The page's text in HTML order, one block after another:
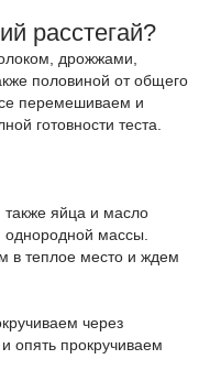
расстегай?
дрожжами,
половиной от общего
перемешиваем и
готовности теста.
также яйца и масло
массы.
в теплое место и ждем
через
опять прокручиваем